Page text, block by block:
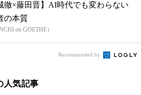
徹×藤田晋】AI時代でも変わらない
の本質
on GOETHE）
Recommended by
人気記事